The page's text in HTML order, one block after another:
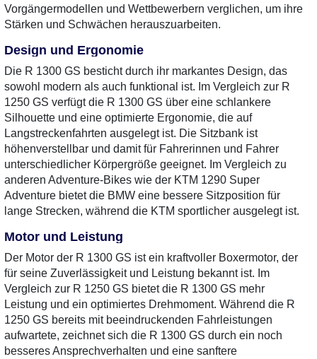
Vorgängermodellen und Wettbewerbern verglichen, um ihre
Stärken und Schwächen herauszuarbeiten.
Design und Ergonomie
Die R 1300 GS besticht durch ihr markantes Design, das
sowohl modern als auch funktional ist. Im Vergleich zur R
1250 GS verfügt die R 1300 GS über eine schlankere
Silhouette und eine optimierte Ergonomie, die auf
Langstreckenfahrten ausgelegt ist. Die Sitzbank ist
höhenverstellbar und damit für Fahrerinnen und Fahrer
unterschiedlicher Körpergröße geeignet. Im Vergleich zu
anderen Adventure-Bikes wie der KTM 1290 Super
Adventure bietet die BMW eine bessere Sitzposition für
lange Strecken, während die KTM sportlicher ausgelegt ist.
Motor und Leistung
Der Motor der R 1300 GS ist ein kraftvoller Boxermotor, der
für seine Zuverlässigkeit und Leistung bekannt ist. Im
Vergleich zur R 1250 GS bietet die R 1300 GS mehr
Leistung und ein optimiertes Drehmoment. Während die R
1250 GS bereits mit beeindruckenden Fahrleistungen
aufwartete, zeichnet sich die R 1300 GS durch ein noch
besseres Ansprechverhalten und eine sanftere